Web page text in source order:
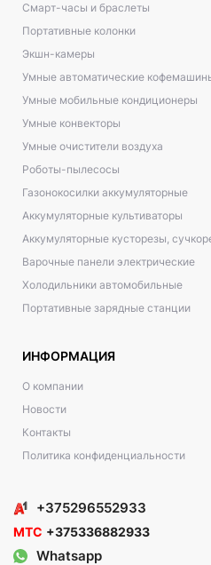
Смарт-часы и браслеты
Портативные колонки
Экшн-камеры
Умные автоматические
Умные мобильные кондиционеры
Умные конвекторы
Умные очистители воздуха
Роботы-пылесосы
Газонокосилки аккумуляторные
Аккумуляторные культиваторы
Аккумуляторные кусторезы,
Варочные панели электрические
Холодильники автомобильные
Портативные зарядные станции
ИНФОРМАЦИЯ
О компании
Новости
Контакты
Политика конфиденциальности
+375296552933
МТС +375336882933
Whatsapp